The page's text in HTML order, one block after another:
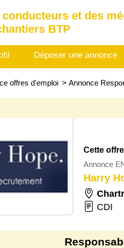
et des
BTP
Déposer une annonce
offres d'emploi > Annonce
Cette
Annonce
Harry
CDI